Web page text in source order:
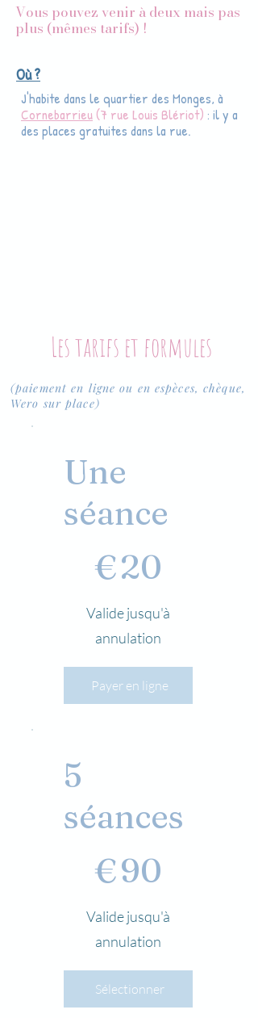
Vous pouvez venir à deux mais pas
plus (mêmes tarifs) !
Où ?
J'habite dans le quartier des Monges, à
Cornebarrieu (7 rue Louis Blériot) : il y a
des places gratuites dans la rue.
Les tarifs et formules
(paiement en ligne ou en espèces, chèque,
Wero sur place)
Une
séance
€20
Valide jusqu'à
annulation
Payer en ligne
5
séances
€90
Valide jusqu'à
annulation
Sélectionner